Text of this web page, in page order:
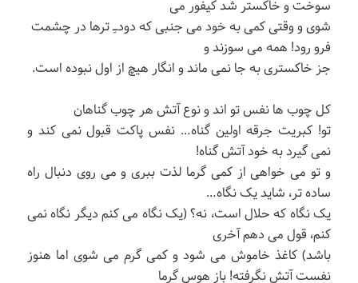
سوخت و خاکستر شد کیفور می
شوی و وقتی کمی به خود می جنبی که دودــِـ ترها در چشمت
فرو رود! همه می سوزند و
جز خاکستری به جا نمی ماند و انگار هیچ از اول نبوده است.
کل چوب ها نفس تو اند و نوع آتش هر چوب گناهان
تو! کبریت جرقه اولین گناه… نفس پاکت قبول نمی کند و
نمی گیرد به خود آتش گناه!
و تو می خواهی از کمی گرما لذت ببری و می روی دنبال راه
ساده تر، شاید یک نگاه…
یک نگاه که حلال است، نه؟ (یک نگاه می کنم دیگر نگاه نمی
کنم، قول می دهم آخری
باشد) کاغذ خاموش می شود و کمی گرم می شوی اما هنوز
نفست آتش نگرفته! باز هوس گرما